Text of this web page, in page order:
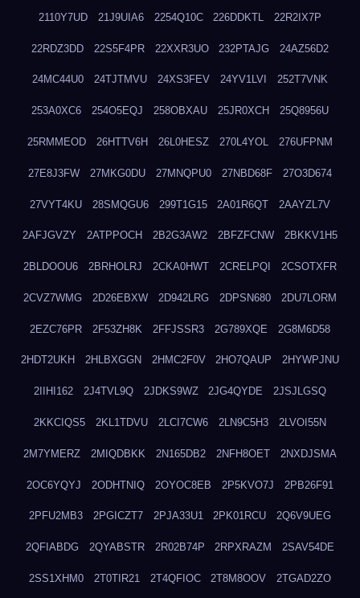
2110Y7UD 21J9UIA6 2254Q10C 226DDKTL 22R2IX7P
22RDZ3DD 22S5F4PR 22XXR3UO 232PTAJG 24AZ56D2
24MC44U0 24TJTMVU 24XS3FEV 24YV1LVI 252T7VNK
253A0XC6 254O5EQJ 258OBXAU 25JR0XCH 25Q8956U
25RMMEOD 26HTTV6H 26L0HESZ 270L4YOL 276UFPNM
27E8J3FW 27MKG0DU 27MNQPU0 27NBD68F 27O3D674
27VYT4KU 28SMQGU6 299T1G15 2A01R6QT 2AAYZL7V
2AFJGVZY 2ATPPOCH 2B2G3AW2 2BFZFCNW 2BKKV1H5
2BLDOOU6 2BRHOLRJ 2CKA0HWT 2CRELPQI 2CSOTXFR
2CVZ7WMG 2D26EBXW 2D942LRG 2DPSN680 2DU7LORM
2EZC76PR 2F53ZH8K 2FFJSSR3 2G789XQE 2G8M6D58
2HDT2UKH 2HLBXGGN 2HMC2F0V 2HO7QAUP 2HYWPJNU
2IIHI162 2J4TVL9Q 2JDKS9WZ 2JG4QYDE 2JSJLGSQ
2KKCIQS5 2KL1TDVU 2LCI7CW6 2LN9C5H3 2LVOI55N
2M7YMERZ 2MIQDBKK 2N165DB2 2NFH8OET 2NXDJSMA
2OC6YQYJ 2ODHTNIQ 2OYOC8EB 2P5KVO7J 2PB26F91
2PFU2MB3 2PGICZT7 2PJA33U1 2PK01RCU 2Q6V9UEG
2QFIABDG 2QYABSTR 2R02B74P 2RPXRAZM 2SAV54DE
2SS1XHM0 2T0TIR21 2T4QFIOC 2T8M8OOV 2TGAD2ZO